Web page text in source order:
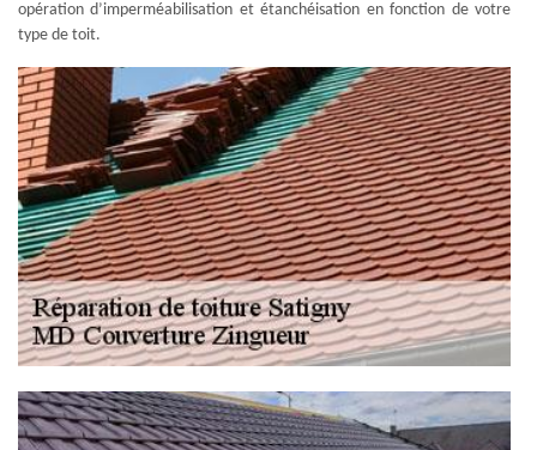
opération d’imperméabilisation et étanchéisation en fonction de votre
type de toit.